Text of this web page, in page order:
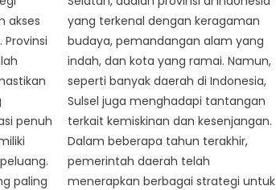
akses
penuh
paling
yang terkenal dengan keragaman
budaya, pemandangan alam yang
indah, dan kota yang ramai. Namun,
seperti banyak daerah di Indonesia,
Sulsel juga menghadapi tantangan
terkait kemiskinan dan kesenjangan.
Dalam beberapa tahun terakhir,
pemerintah daerah telah
menerapkan berbagai strategi untuk